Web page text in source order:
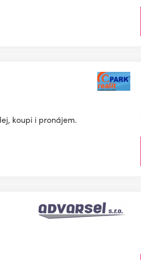
koupi i pronájem.